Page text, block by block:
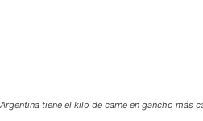
Argentina tiene el kilo de carne en gancho más